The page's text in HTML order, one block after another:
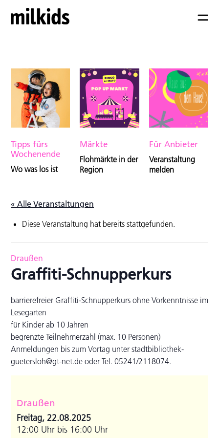
Tipps fürs
Wochenende
Wo was los ist
Märkte
Flohmärkte in der
Region
Für Anbieter
Veranstaltung
melden
« Alle Veranstaltungen
Diese Veranstaltung hat bereits stattgefunden.
Draußen
Graffiti-Schnupperkurs
barrierefreier Graffiti-Schnupperkurs ohne Vorkenntnisse im
Lesegarten
für Kinder ab 10 Jahren
begrenzte Teilnehmerzahl (max. 10 Personen)
Anmeldungen bis zum Vortag unter stadtbibliothek-
guetersloh@gt-net.de oder Tel. 05241/2118074.
Draußen
Freitag, 22.08.2025
12:00 Uhr bis 16:00 Uhr